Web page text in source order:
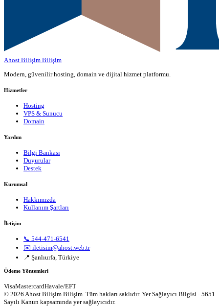
Ahost Bilişim Bilişim
Modern, güvenilir hosting, domain ve dijital hizmet platformu.
Hizmetler
Hosting
VPS & Sunucu
Domain
Yardım
Bilgi Bankası
Duyurular
Destek
Kurumsal
Hakkımızda
Kullanım Şartları
İletişim
📞 544-471-6541
✉️ iletisim@ahost.web.tr
📍 Şanlıurfa, Türkiye
Ödeme Yöntemleri
VisaMastercardHavale/EFT
© 2026 Ahost Bilişim Bilişim. Tüm hakları saklıdır. Yer Sağlayıcı Bilgisi · 5651
Sayılı Kanun kapsamında yer sağlayıcıdır.